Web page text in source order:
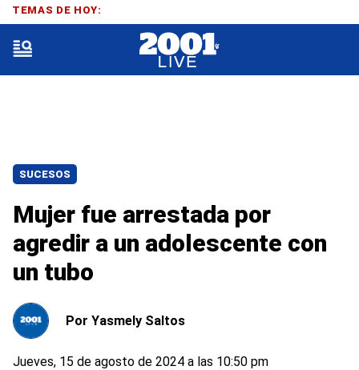
SUCESOS
Mujer fue arrestada por
agredir a un adolescente con
un tubo
Por Yasmely Saltos
Jueves, 15 de agosto de 2024 a las 10:50 pm
TEMAS DE HOY: